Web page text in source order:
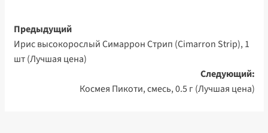
Навигация
записи
Предыдущий
Ирис высокорослый Симаррон Стрип (Cimarron Strip), 1
шт (Лучшая цена)
Следующий:
Космея Пикоти, смесь, 0.5 г (Лучшая цена)